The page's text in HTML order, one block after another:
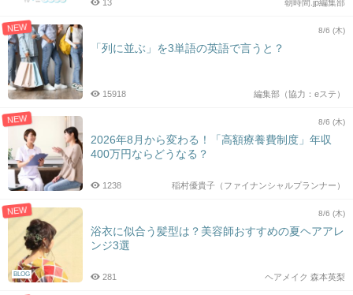
朝時間.jp編集部
13
NEW 8/6 (木)
「列に並ぶ」を3単語の英語で言うと？
編集部（協力：eステ）
15918
NEW 8/6 (木)
2026年8月から変わる！「高額療養費制度」年収
400万円ならどうなる？
稲村優貴子（ファイナンシャルプランナー）
1238
NEW
BLOG
8/6 (木)
浴衣に似合う髪型は？美容師おすすめの夏ヘアアレ
ンジ3選
ヘアメイク 森本英梨
281